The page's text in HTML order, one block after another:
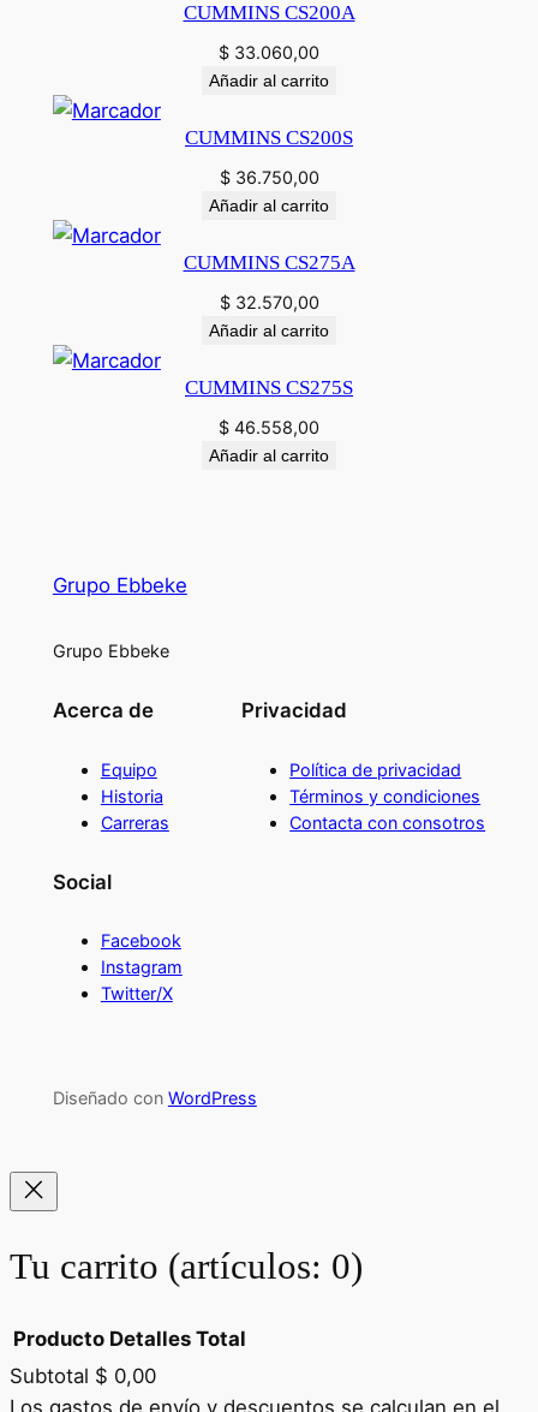
CUMMINS CS200A
$ 33.060,00
Añadir al carrito
CUMMINS CS200S
$36.750,00
Añadir al carrito
CUMMINS CS275A
$32.570,00
Añadir al carrito
CUMMINS CS275S
$ 46.558,00
Añadir al carrito
Grupo Ebbeke
Grupo Ebbeke
Acerca de
Equipo
Historia
Carreras
Privacidad
Política de privacidad
Términos y condiciones
Contacta con consotros
Social
Facebook
Instagram
Twitter/X
Diseñado con WordPress
Tu carrito (artículos: 0)
Producto Detalles Total
Subtotal $ 0,00
Los gastos de envío y descuentos se calculan en el